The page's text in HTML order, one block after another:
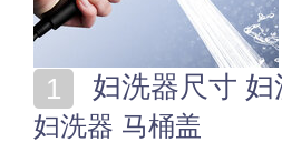
妇洗器尺寸
妇洗器 马桶盖